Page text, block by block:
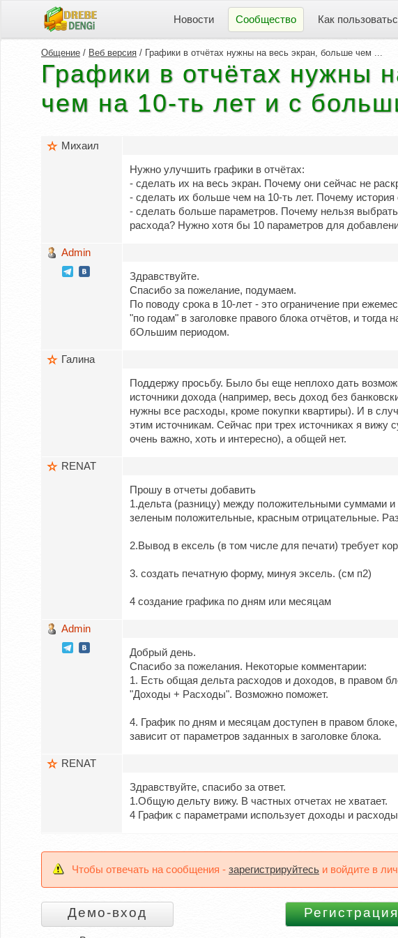
Новости Сообщество Как
Общение / Веб версия / Графики в отчётах нужны на весь экран, больше чем ...
Графики в отчётах нужны
чем на 10-ть лет и с
Михаил
Нужно улучшить графики в отчётах:
- сделать их на весь экран. Почему они сейчас не
- сделать их больше чем на 10-ть лет. Почему история
- сделать больше параметров. Почему нельзя
расхода? Нужно хотя бы 10 параметров для
Admin
Здравствуйте.
Спасибо за пожелание, подумаем.
По поводу срока в 10-лет - это ограничение при
"по годам" в заголовке правого блока отчётов, и
бОльшим периодом.
Галина
Поддержу просьбу. Было бы еще неплохо дать
источники дохода (например, весь доход без
нужны все расходы, кроме покупки квартиры). И в
этим источникам. Сейчас при трех источниках я
очень важно, хоть и интересно), а общей нет.
RENAT
Прошу в отчеты добавить
1.дельта (разницу) между положительными суммами
зеленым положительные, красным отрицательные.
2.Вывод в ексель (в том числе для печати) требует
3. создать печатную форму, минуя эксель. (см п2)
4 создание графика по дням или месяцам
Admin
Добрый день.
Спасибо за пожелания. Некоторые комментарии:
1. Есть общая дельта расходов и доходов, в правом
"Доходы + Расходы". Возможно поможет.
4. График по дням и месяцам доступен в правом
зависит от параметров заданных в заголовке блока.
RENAT
Здравствуйте, спасибо за ответ.
1.Общую дельту вижу. В частных отчетах не хватает.
4 График с параметрами использует доходы и
Чтобы отвечать на сообщения - зарегистрируйтесь и войдите в